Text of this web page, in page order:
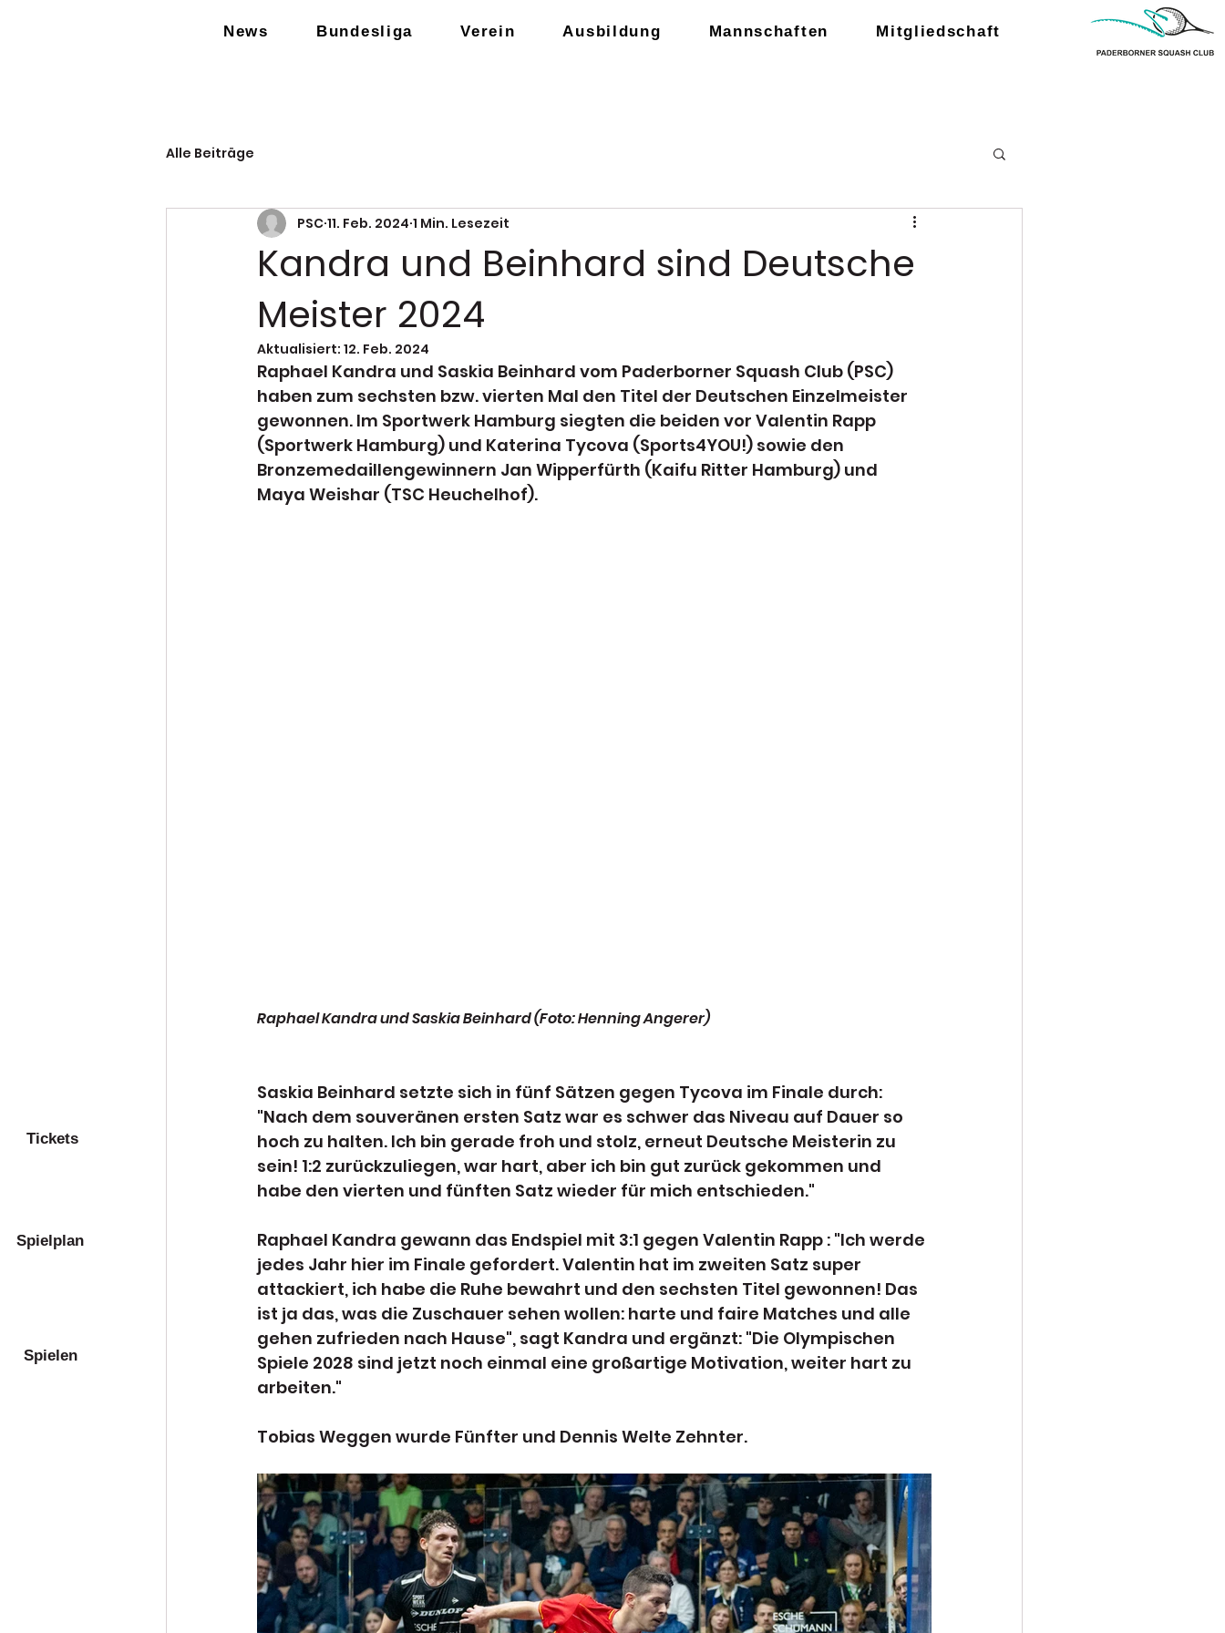
News Bundesliga Verein Ausbildung Mannschaften Mitgliedschaft
Tickets
Spielplan
Spielen
Alle Beiträge
Kandra und Beinhard sind Deutsche
Meister 2024
PSC 11. Feb. 2024 1 Min. Lesezeit
Aktualisiert: 12. Feb. 2024
Raphael Kandra und Saskia Beinhard vom Paderborner Squash Club (PSC)
haben zum sechsten bzw. vierten Mal den Titel der Deutschen Einzelmeister
gewonnen. Im Sportwerk Hamburg siegten die beiden vor Valentin Rapp
(Sportwerk Hamburg) und Katerina Tycova (Sports4YOU!) sowie den
Bronzemedaillengewinnern Jan Wipperfürth (Kaifu Ritter Hamburg) und
Maya Weishar (TSC Heuchelhof).
Raphael Kandra und Saskia Beinhard (Foto: Henning Angerer)
Saskia Beinhard setzte sich in fünf Sätzen gegen Tycova im Finale durch:
"Nach dem souveränen ersten Satz war es schwer das Niveau auf Dauer so
hoch zu halten. Ich bin gerade froh und stolz, erneut Deutsche Meisterin zu
sein! 1:2 zurückzuliegen, war hart, aber ich bin gut zurück gekommen und
habe den vierten und fünften Satz wieder für mich entschieden."
Raphael Kandra gewann das Endspiel mit 3:1 gegen Valentin Rapp : "Ich werde
jedes Jahr hier im Finale gefordert. Valentin hat im zweiten Satz super
attackiert, ich habe die Ruhe bewahrt und den sechsten Titel gewonnen! Das
ist ja das, was die Zuschauer sehen wollen: harte und faire Matches und alle
gehen zufrieden nach Hause", sagt Kandra und ergänzt: "Die Olympischen
Spiele 2028 sind jetzt noch einmal eine großartige Motivation, weiter hart zu
arbeiten."
Tobias Weggen wurde Fünfter und Dennis Welte Zehnter.